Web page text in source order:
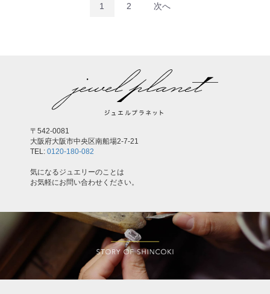
1 2 次へ
〒542-0081
大阪府大阪市中央区南船場2-7-21
TEL: 0120-180-082
気になるジュエリーのことは
お気軽にお問い合わせください。